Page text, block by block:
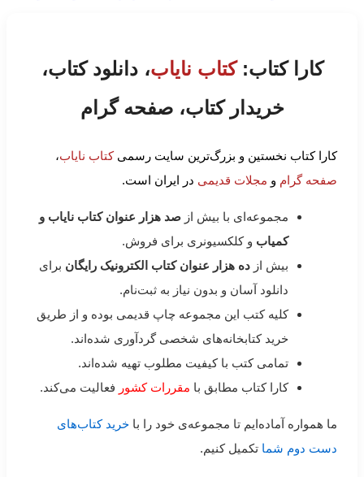
کارا کتاب:کتاب نایاب، دانلود کتاب،
خریدار کتاب، صفحه گرام
کارا کتاب نخستین و بزرگ‌ترین سایت رسمیکتاب نایاب،
صفحه گرام و مجلات قدیمی در ایران است.
مجموعه‌ای با بیش از صد هزار عنوان کتاب نایاب و
کمیاب و کلکسیونری برای فروش.
بیش از ده هزار عنوان کتاب الکترونیک رایگان برای
دانلود آسان و بدون نیاز به ثبت‌نام.
کلیه کتب این مجموعه چاپ قدیمی بوده و از طریق
خرید کتابخانه‌های شخصی گردآوری شده‌اند.
تمامی کتب با کیفیت مطلوب تهیه شده‌اند.
کارا کتاب مطابق با مقررات کشور فعالیت می‌کند.
ما همواره آماده‌ایم تا مجموعه‌ی خود را با خرید کتاب‌های
دست دوم شما تکمیل کنیم.